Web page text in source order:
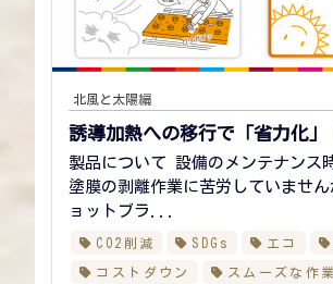
北風と太陽編
誘導加熱への移行で 「省力化」
製品について 設備のメンテナンス
塗膜の剥離作業に苦労していませ
ョットブラ...
CO2削減 SDGs エコ
コストダウン スムーズな作業